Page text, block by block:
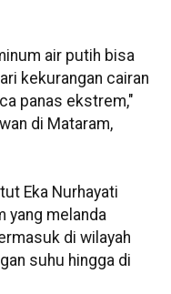
air putih bisa
kekurangan cairan
panas ekstrem,"
di Mataram,
Eka Nurhayati
yang melanda
di wilayah
suhu hingga di